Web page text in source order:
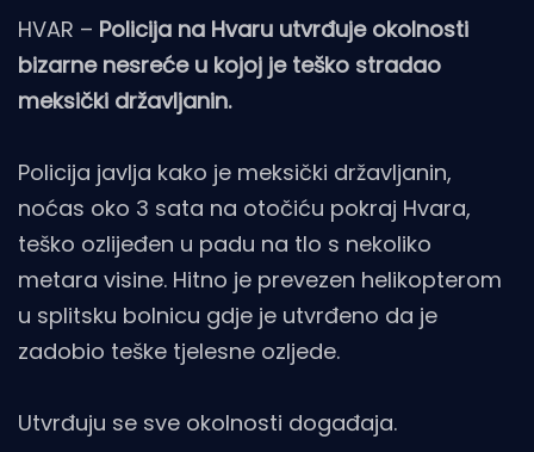
HVAR – Policija na Hvaru utvrđuje okolnosti
bizarne nesreće u kojoj je teško stradao
meksički državljanin.
Policija javlja kako je meksički državljanin,
noćas oko 3 sata na otočiću pokraj Hvara,
teško ozlijeđen u padu na tlo s nekoliko
metara visine. Hitno je prevezen helikopterom
u splitsku bolnicu gdje je utvrđeno da je
zadobio teške tjelesne ozljede.
Utvrđuju se sve okolnosti događaja.